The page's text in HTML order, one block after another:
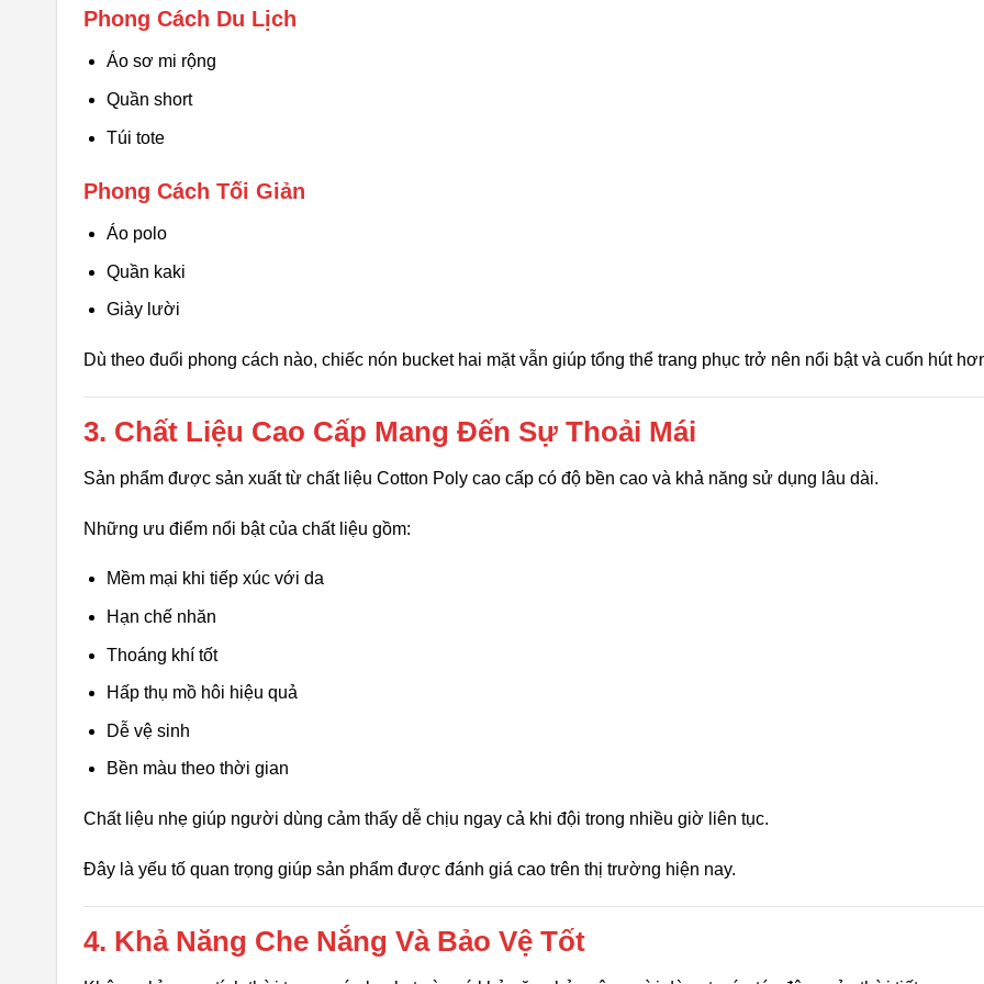
Phong Cách Du Lịch
Áo sơ mi rộng
Quần short
Túi tote
Phong Cách Tối Giản
Áo polo
Quần kaki
Giày lười
Dù theo đuổi phong cách nào, chiếc nón bucket hai mặt vẫn giúp tổng thể trang phục trở nên nổi bật và cuốn hút
3. Chất Liệu Cao Cấp Mang Đến Sự Thoải Mái
Sản phẩm được sản xuất từ chất liệu Cotton Poly cao cấp có độ bền cao và khả năng sử dụng lâu dài.
Những ưu điểm nổi bật của chất liệu gồm:
Mềm mại khi tiếp xúc với da
Hạn chế nhăn
Thoáng khí tốt
Hấp thụ mồ hôi hiệu quả
Dễ vệ sinh
Bền màu theo thời gian
Chất liệu nhẹ giúp người dùng cảm thấy dễ chịu ngay cả khi đội trong nhiều giờ liên tục.
Đây là yếu tố quan trọng giúp sản phẩm được đánh giá cao trên thị trường hiện nay.
4. Khả Năng Che Nắng Và Bảo Vệ Tốt